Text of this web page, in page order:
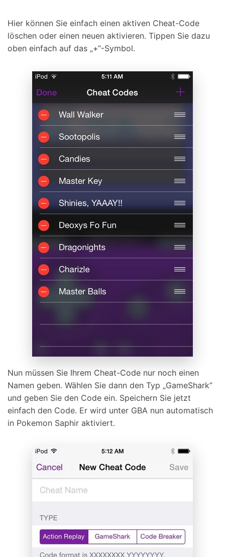
Hier können Sie einfach einen aktiven Cheat-Code
löschen oder einen neuen aktivieren. Tippen Sie dazu
oben einfach auf das „+“-Symbol.
Nun müssen Sie Ihrem Cheat-Code nur noch einen
Namen geben. Wählen Sie dann den Typ „GameShark“
und geben Sie den Code ein. Speichern Sie jetzt
einfach den Code. Er wird unter GBA nun automatisch
in Pokemon Saphir aktiviert.